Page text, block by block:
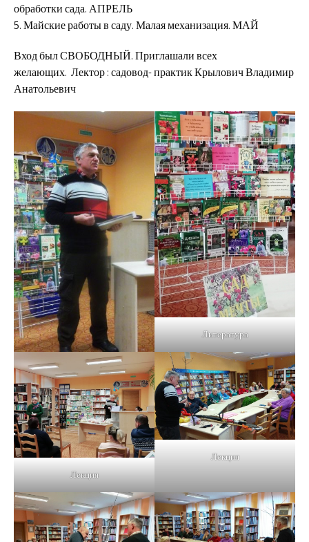
обработки сада. АПРЕЛЬ
5. Майские работы в саду. Малая механизация. МАЙ
Вход был СВОБОДНЫЙ. Приглашали всех
желающих. Лектор : садовод- практик Крылович Владимир
Анатольевич
Литература
Лекция
Лекция